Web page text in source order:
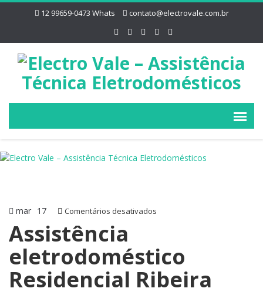
12 99659-0473 Whats contato@electrovale.com.br
mar 17 Comentários desativados
Residencial
Ribeira
Assistência
eletrodoméstico
Residencial Ribeira